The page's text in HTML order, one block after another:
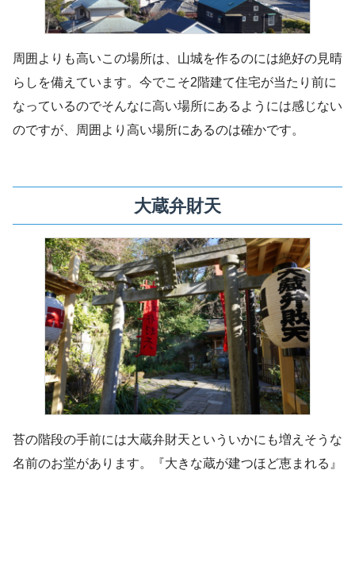
周囲よりも高いこの場所は、山城を作るのには絶好の見晴
らしを備えています。今でこそ2階建て住宅が当たり前に
なっているのでそんなに高い場所にあるようには感じない
のですが、周囲より高い場所にあるのは確かです。
大蔵弁財天
苔の階段の手前には大蔵弁財天といういかにも増えそうな
名前のお堂があります。『大きな蔵が建つほど恵まれる』